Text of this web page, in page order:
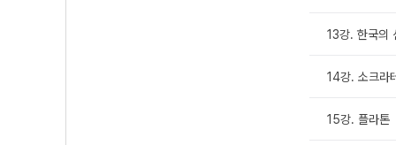
13강. 한국의
14강. 소크라
15강. 플라톤